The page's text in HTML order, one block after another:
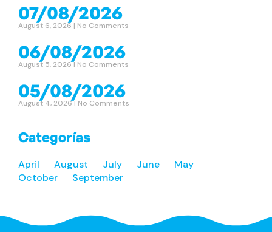
07/08/2026
August 6, 2026 No Comments
06/08/2026
August 5, 2026 No Comments
05/08/2026
August 4, 2026 No Comments
Categorías
April August July June
May
October
September